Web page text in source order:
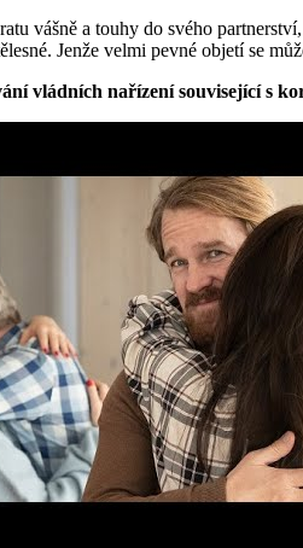
vášně a touhy do svého
Jenže velmi pevné objetí se
vládních nařízení související s